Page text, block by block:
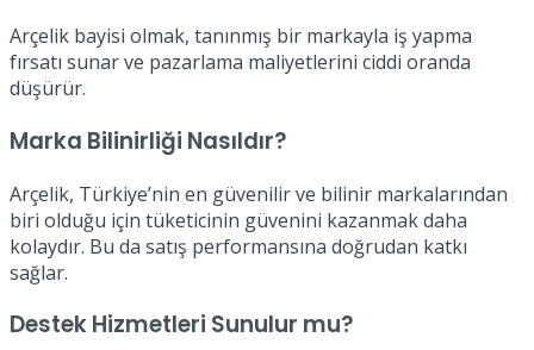
Arçelik bayisi olmak, tanınmış bir markayla iş yapma
fırsatı sunar ve pazarlama maliyetlerini ciddi oranda
düşürür.
Marka Bilinirliği Nasıldır?
Arçelik, Türkiye’nin en güvenilir ve bilinir markalarından
biri olduğu için tüketicinin güvenini kazanmak daha
kolaydır. Bu da satış performansına doğrudan katkı
sağlar.
Destek Hizmetleri Sunulur mu?